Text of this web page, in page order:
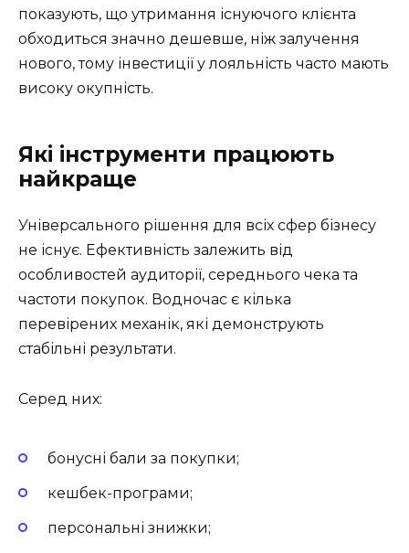
показують, що утримання існуючого клієнта
обходиться значно дешевше, ніж залучення
нового, тому інвестиції у лояльність часто мають
високу окупність.
Які інструменти працюють
найкраще
Універсального рішення для всіх сфер бізнесу
не існує. Ефективність залежить від
особливостей аудиторії, середнього чека та
частоти покупок. Водночас є кілька
перевірених механік, які демонструють
стабільні результати.
Серед них:
бонусні бали за покупки;
кешбек-програми;
персональні знижки;